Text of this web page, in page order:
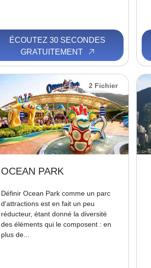
ÉCOUTEZ 30 SECONDES
GRATUITEMENT
2 Fichier
OCEAN PARK
Définir Ocean Park comme un parc
d'attractions est en fait un peu
réducteur, étant donné la diversité
des éléments qui le composent : en
plus de...